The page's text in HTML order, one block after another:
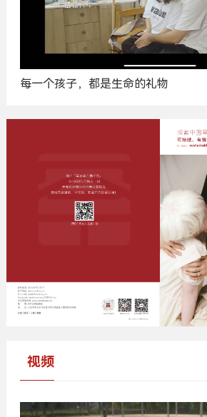
每一个孩子，都是生命的礼物
视频